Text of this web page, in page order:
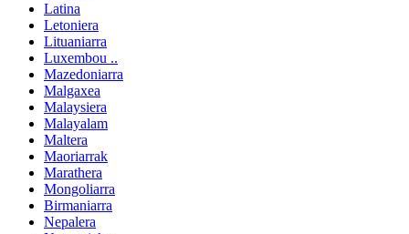
Latina
Letoniera
Lituaniarra
Luxembou ..
Mazedoniarra
Malgaxea
Malaysiera
Malayalam
Maltera
Maoriarrak
Marathera
Mongoliarra
Birmaniarra
Nepalera